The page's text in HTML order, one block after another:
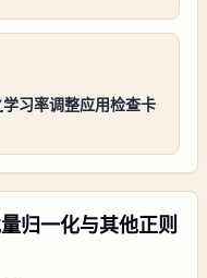
习率调整应用检查卡
归一化与其他正则